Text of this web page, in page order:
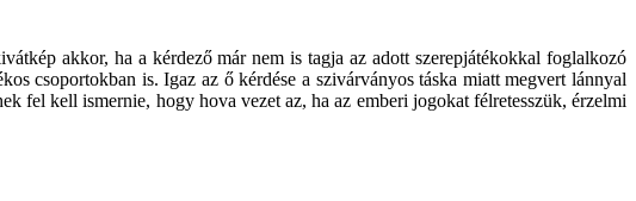
akkor, ha a kérdező már nem is tagja az adott szerepjátékokkal foglalkozó
csoportokban is. Igaz az ő kérdése a szivárványos táska miatt megvert lánnyal
fel kell ismernie, hogy hova vezet az, ha az emberi jogokat félretesszük, érzelmi